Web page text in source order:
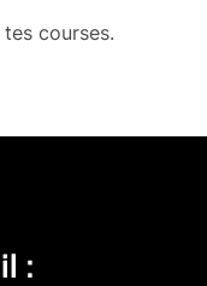
courses.
: